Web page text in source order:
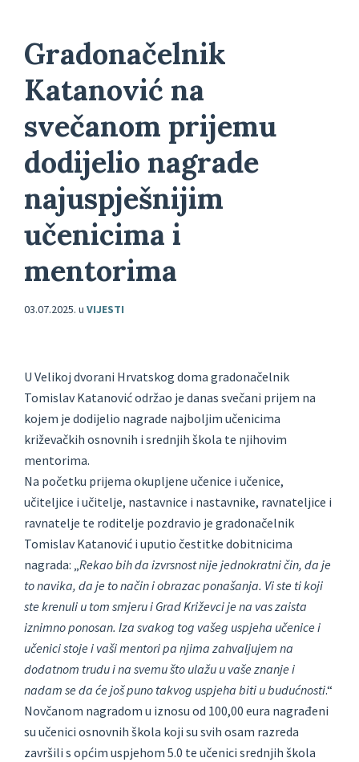
Gradonačelnik
Katanović na
svečanom prijemu
dodijelio nagrade
najuspješnijim
učenicima i
mentorima
03.07.2025. u VIJESTI
U Velikoj dvorani Hrvatskog doma gradonačelnik
Tomislav Katanović održao je danas svečani prijem na
kojem je dodijelio nagrade najboljim učenicima
križevačkih osnovnih i srednjih škola te njihovim
mentorima.
Na početku prijema okupljene učenice i učenice,
učiteljice i učitelje, nastavnice i nastavnike, ravnateljice i
ravnatelje te roditelje pozdravio je gradonačelnik
Tomislav Katanović i uputio čestitke dobitnicima
nagrada: „Rekao bih da izvrsnost nije jednokratni čin, da je
to navika, da je to način i obrazac ponašanja. Vi ste ti koji
ste krenuli u tom smjeru i Grad Križevci je na vas zaista
iznimno ponosan. Iza svakog tog vašeg uspjeha učenice i
učenici stoje i vaši mentori pa njima zahvaljujem na
dodatnom trudu i na svemu što ulažu u vaše znanje i
nadam se da će još puno takvog uspjeha biti u budućnosti.“
Novčanom nagradom u iznosu od 100,00 eura nagrađeni
su učenici osnovnih škola koji su svih osam razreda
završili s općim uspjehom 5.0 te učenici srednjih škola